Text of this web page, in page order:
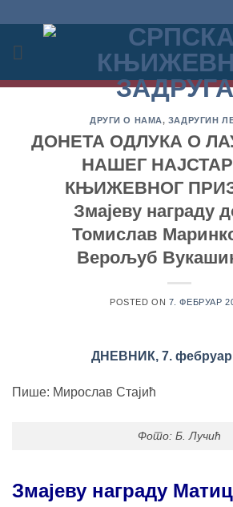
садржај
ДРУГИ О НАМА, ЗАДРУГИН
ДОНЕТА ОДЛУКА О
НАШЕГ
КЊИЖЕВНОГ
Змајеву награду
Томислав
Верољуб
POSTED ON 7. ФЕБРУАР
ДНЕВНИК, 7. фебруар
Пише: Мирослав Стајић
Фото: Б. Лучић
Змајеву награду